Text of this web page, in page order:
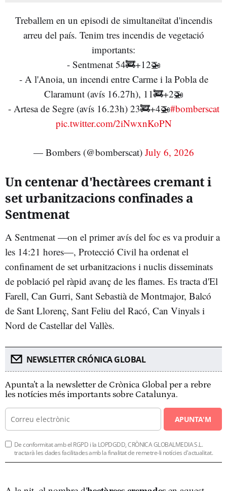
Treballem en un episodi de simultaneïtat d'incendis
arreu del país. Tenim tres incendis de vegetació
importants:
- Sentmenat 54🚒+12🚁
- A l'Anoia, un incendi entre Carme i la Pobla de
Claramunt (avís 16.27h), 11🚒+2🚁
- Artesa de Segre (avís 16.23h) 23🚒+4🚁#bomberscat
pic.twitter.com/2iNwxnKoPN
— Bombers (@bomberscat) July 6, 2026
Un centenar d'hectàrees cremant i
set urbanitzacions confinades a
Sentmenat
A Sentmenat —on el primer avís del foc es va produir a
les 14:21 hores—, Protecció Civil ha ordenat el
confinament de set urbanitzacions i nuclis disseminats
de població pel ràpid avanç de les flames. Es tracta d'El
Farell, Can Gurri, Sant Sebastià de Montmajor, Balcó
de Sant Llorenç, Sant Feliu del Racó, Can Vinyals i
Nord de Castellar del Vallès.
NEWSLETTER CRÓNICA GLOBAL
Apunta't a la newsletter de Crònica Global per a rebre
les notícies més importants sobre Catalunya.
APUNTA'M
De conformitat amb el RGPD i la LOPDGDD, CRÒNICA GLOBALMEDIA S.L.
tractarà les dades facilitades amb la finalitat de remetre-li notícies d'actualitat.